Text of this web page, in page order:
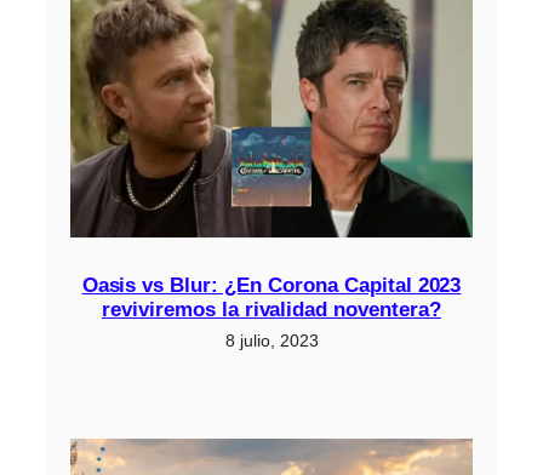
Oasis vs Blur: ¿En Corona Capital 2023
reviviremos la rivalidad noventera?
8 julio, 2023